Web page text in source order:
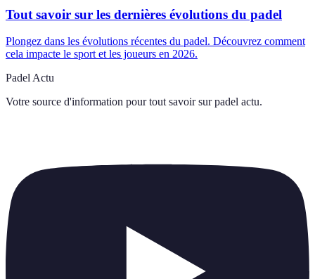
Tout savoir sur les dernières évolutions du padel
Plongez dans les évolutions récentes du padel. Découvrez comment
cela impacte le sport et les joueurs en 2026.
Padel Actu
Votre source d'information pour tout savoir sur padel actu.